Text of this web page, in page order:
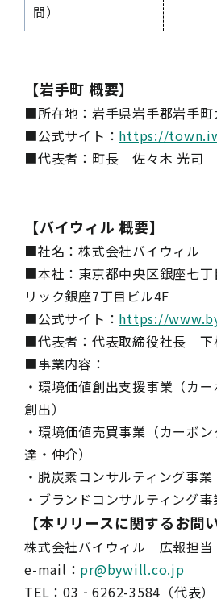
間）
【岩手町 概要】
■所在地：岩手県岩手郡岩手
■公式サイト： https://
■代表者：町長 佐々木 光司
【バイウィル 概要】
■社名：株式会社バイウィル
■本社：東京都中央区銀座七丁
リック銀座7丁目ビル4F
■公式サイト： https://
■代表者：代表取締役社長 下
■事業内容：
・環境価値創出支援事業（カ
創出）
・環境価値売買事業（カーボ
達・仲介）
・脱炭素コンサルティング事業
・ブランドコンサルティング事
【本リリースに関するお問
株式会社バイウィル 広報担
e-mail： pr@bywill.co.jp
TEL：03‐6262-3584（代表）